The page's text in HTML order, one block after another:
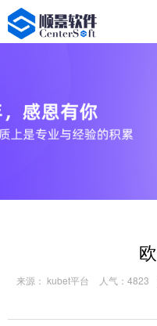
来源： kubet平台 人气：4823